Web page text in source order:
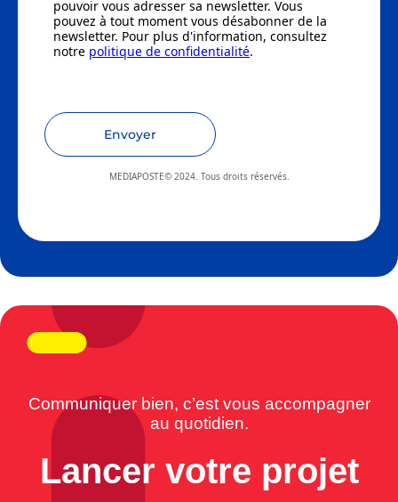
pouvoir vous adresser sa newsletter. Vous
pouvez à tout moment vous désabonner de la
newsletter. Pour plus d'information, consultez
notre politique de confidentialité.
Envoyer
MEDIAPOSTE© 2024. Tous droits réservés.
Communiquer bien, c’est vous accompagner
au quotidien.
Lancer votre projet